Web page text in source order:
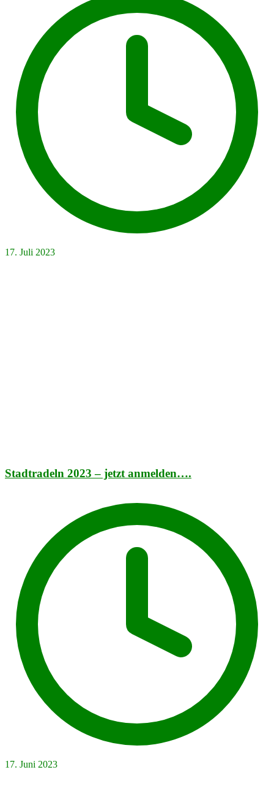
17. Juli 2023
Stadtradeln 2023 – jetzt anmelden….
17. Juni 2023